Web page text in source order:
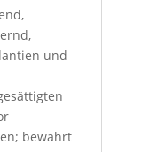
und
bewahrt